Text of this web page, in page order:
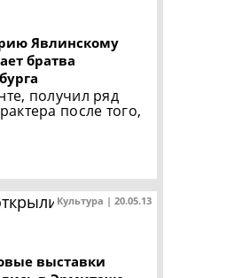
Явлинскому
братва
получил ряд
после того,
Культура | 20.05.13
выставки